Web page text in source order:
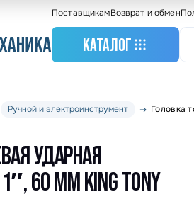
ПоставщикамВозврат и обмен
КАТАЛОГ
Станочное
оборудование
Складское
Крановое
Ручной и электроинструмент Головка
УДАРНАЯ
60 ММ KING TONY